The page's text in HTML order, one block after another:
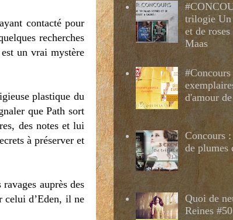
contacté pour
recherches
un vrai mystère
plastique du
que Path sort
des notes et lui
à préserver et
auprès des
celui d’Eden, il ne
trilogie Un
et de
Maas
d'amour
Concours
de plumes
Quoi de
Reines #50